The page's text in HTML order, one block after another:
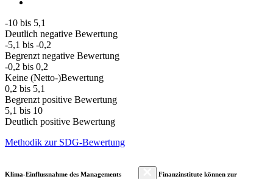
-10 bis 5,1
Deutlich negative Bewertung
-5,1 bis -0,2
Begrenzt negative Bewertung
-0,2 bis 0,2
Keine (Netto-)Bewertung
0,2 bis 5,1
Begrenzt positive Bewertung
5,1 bis 10
Deutlich positive Bewertung
Methodik zur SDG-Bewertung
Klima-Einflussnahme des Managements
Finanzinstitute können zur